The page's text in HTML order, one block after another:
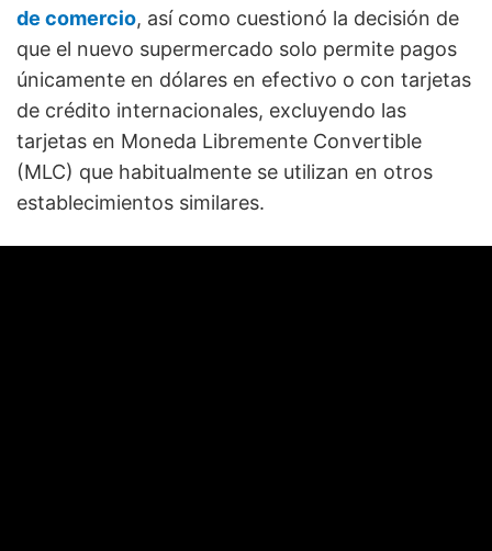
de comercio, así como cuestionó la decisión de
que el nuevo supermercado solo permite pagos
únicamente en dólares en efectivo o con tarjetas
de crédito internacionales, excluyendo las
tarjetas en Moneda Libremente Convertible
(MLC) que habitualmente se utilizan en otros
establecimientos similares.